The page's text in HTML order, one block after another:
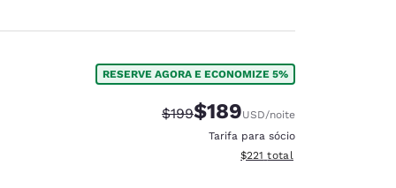
RESERVE AGORA E ECONOMIZE 5%
Tarifa anterior “tachada”:
$199Tarifa com desconto:
$189USD/noite
Tarifa para sócio
Exibir detalhes do total
$221 total